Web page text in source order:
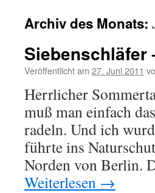
Archiv des Monats:
Siebenschläfer
Veröffentlicht am 27. Juni 2011
Herrlicher
muß man einfach
radeln. Und ich
führte ins
Norden von Berlin.
Weiterlesen →